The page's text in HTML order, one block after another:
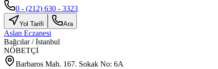
0 - (212) 630 - 3323
Yol Tarifi Ara
Aslan Eczanesi
Bağcılar/İstanbul
NÖBETÇİ
Barbaros Mah. 167. Sokak No: 6A